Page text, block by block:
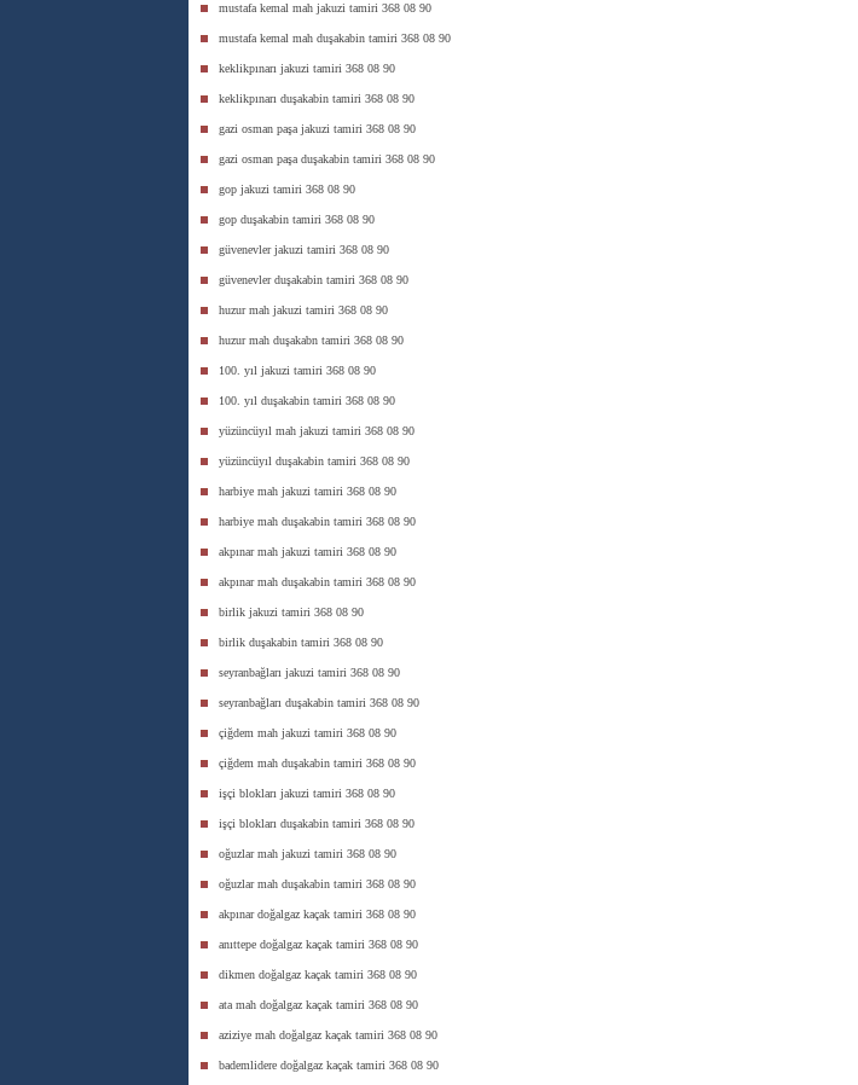
mustafa kemal mah jakuzi tamiri 368 08 90
mustafa kemal mah duşakabin tamiri 368 08 90
keklikpınarı jakuzi tamiri 368 08 90
keklikpınarı duşakabin tamiri 368 08 90
gazi osman paşa jakuzi tamiri 368 08 90
gazi osman paşa duşakabin tamiri 368 08 90
gop jakuzi tamiri 368 08 90
gop duşakabin tamiri 368 08 90
güvenevler jakuzi tamiri 368 08 90
güvenevler duşakabin tamiri 368 08 90
huzur mah jakuzi tamiri 368 08 90
huzur mah duşakabn tamiri 368 08 90
100. yıl jakuzi tamiri 368 08 90
100. yıl duşakabin tamiri 368 08 90
yüzüncüyıl mah jakuzi tamiri 368 08 90
yüzüncüyıl duşakabin tamiri 368 08 90
harbiye mah jakuzi tamiri 368 08 90
harbiye mah duşakabin tamiri 368 08 90
akpınar mah jakuzi tamiri 368 08 90
akpınar mah duşakabin tamiri 368 08 90
birlik jakuzi tamiri 368 08 90
birlik duşakabin tamiri 368 08 90
seyranbağları jakuzi tamiri 368 08 90
seyranbağları duşakabin tamiri 368 08 90
çiğdem mah jakuzi tamiri 368 08 90
çiğdem mah duşakabin tamiri 368 08 90
işçi blokları jakuzi tamiri 368 08 90
işçi blokları duşakabin tamiri 368 08 90
oğuzlar mah jakuzi tamiri 368 08 90
oğuzlar mah duşakabin tamiri 368 08 90
akpınar doğalgaz kaçak tamiri 368 08 90
anıttepe doğalgaz kaçak tamiri 368 08 90
dikmen doğalgaz kaçak tamiri 368 08 90
ata mah doğalgaz kaçak tamiri 368 08 90
aziziye mah doğalgaz kaçak tamiri 368 08 90
bademlidere doğalgaz kaçak tamiri 368 08 90